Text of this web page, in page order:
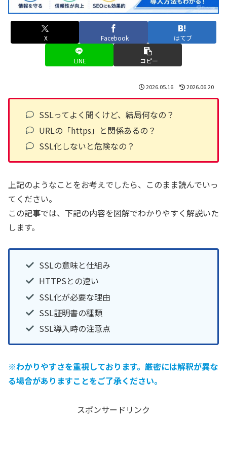
X Facebook はてブ
LINE コピー
2026.05.16 2026.06.20
SSLってよく聞くけど、結局何なの？
URLの「https」と関係あるの？
SSL化しないと危険なの？
上記のようなことをお考えでしたら、このまま読んでいっ
てください。
この記事では、下記の内容を図解でわかりやすく解説いた
します。
SSLの意味と仕組み
HTTPSとの違い
SSL化が必要な理由
SSL証明書の種類
SSL導入時の注意点
※わかりやすさを重視しております。厳密には解釈が異な
る場合がありますことをご了承ください。
スポンサードリンク